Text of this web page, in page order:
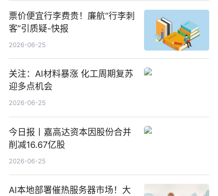
票价便宜行李费贵！廉航“行李刺
客”引质疑-快报
2026-06-25
关注：AI材料暴涨 化工周期复苏
迎多点机会
2026-06-25
今日报丨嘉高达资本因股份合并
削减16.67亿股
2026-06-25
AI本地部署催热服务器市场！大